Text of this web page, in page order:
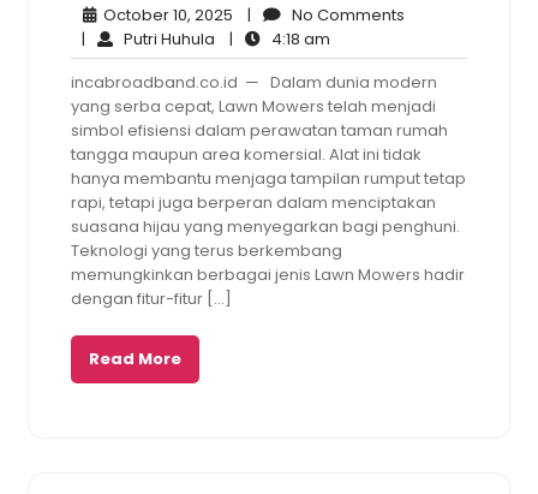
October 10, 2025 October
10,
2025
| No Comments
| Putri Huhula Putri
Huhula
| 4:18 am
am
incabroadband.co.id — Dalam dunia modern
yang serba cepat, Lawn Mowers telah menjadi
simbol efisiensi dalam perawatan taman rumah
tangga maupun area komersial. Alat ini tidak
hanya membantu menjaga tampilan rumput tetap
rapi, tetapi juga berperan dalam menciptakan
suasana hijau yang menyegarkan bagi penghuni.
Teknologi yang terus berkembang
memungkinkan berbagai jenis Lawn Mowers hadir
dengan fitur-fitur […]
Read More